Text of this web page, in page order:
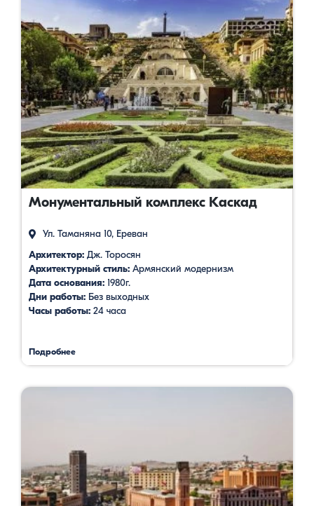
Монументальный комплекс Каскад
Ул. Таманяна 10, Ереван
Архитектор: Дж. Торосян
Архитектурный стиль: Армянский модернизм
Дата основания: 1980г.
Дни работы: Без выходных
Часы работы: 24 часа
Подробнее